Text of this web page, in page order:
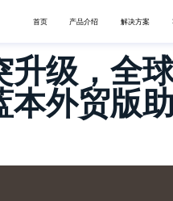
首页 产品介绍 解决方案
升级，全
本外贸版